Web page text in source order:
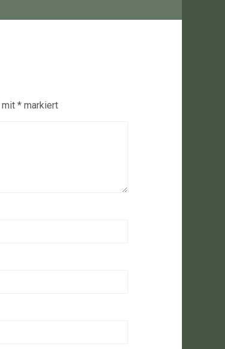
mit * markiert